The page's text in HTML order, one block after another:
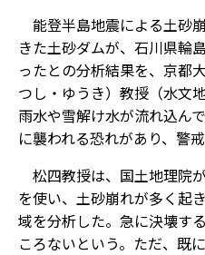
能登半島地震による土砂
きた土砂ダムが、石川県輪
ったとの分析結果を、京都
つし・ゆうき）教授（水文
雨水や雪解け水が流れ込ん
に襲われる恐れがあり、警
松四教授は、国土地理院
を使い、土砂崩れが多く起
域を分析した。急に決壊す
ころないという。ただ、既